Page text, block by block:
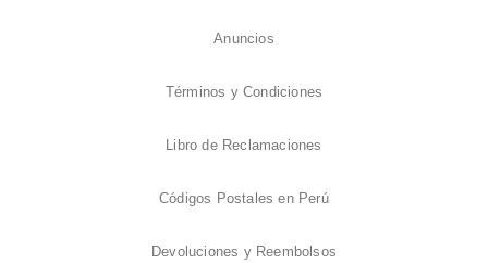
Anuncios
Términos y Condiciones
Libro de Reclamaciones
Códigos Postales en Perú
Devoluciones y Reembolsos